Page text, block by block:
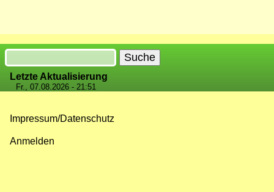
Suche
Letzte Aktualisierung
Fr., 07.08.2026 - 21:51
Impressum/Datenschutz
Anmelden